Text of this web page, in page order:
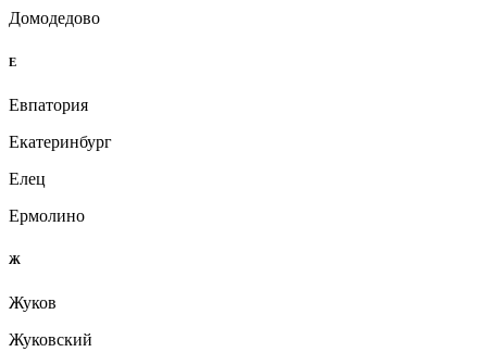
Домодедово
Е
Евпатория
Екатеринбург
Елец
Ермолино
Ж
Жуков
Жуковский